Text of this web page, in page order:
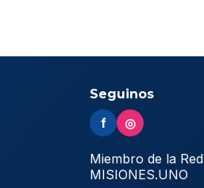
Seguinos
f ◎
Miembro de la Red
MISIONES.UNO